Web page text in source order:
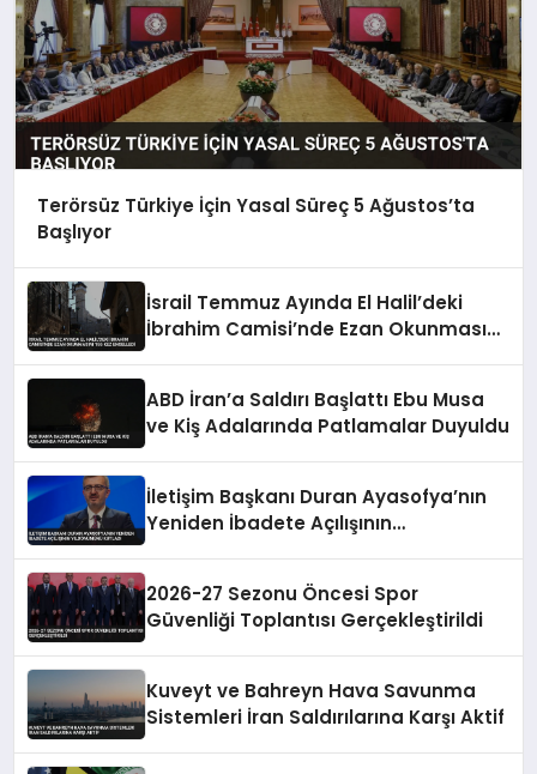
Terörsüz Türkiye İçin Yasal Süreç 5 Ağustos’ta
Başlıyor
İsrail Temmuz Ayında El Halil’deki
İbrahim Camisi’nde Ezan Okunmasını
ABD İran’a Saldırı Başlattı Ebu Musa
ve Kiş Adalarında Patlamalar Duyuldu
İletişim Başkanı Duran Ayasofya’nın
Yeniden İbadete Açılışının
2026-27 Sezonu Öncesi Spor
Güvenliği Toplantısı Gerçekleştirildi
Kuveyt ve Bahreyn Hava Savunma
Sistemleri İran Saldırılarına Karşı Aktif